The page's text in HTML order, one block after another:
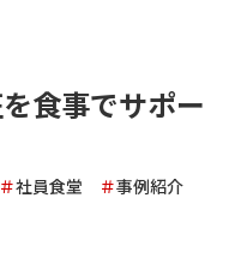
食事でサポー
社員食堂 事例紹介